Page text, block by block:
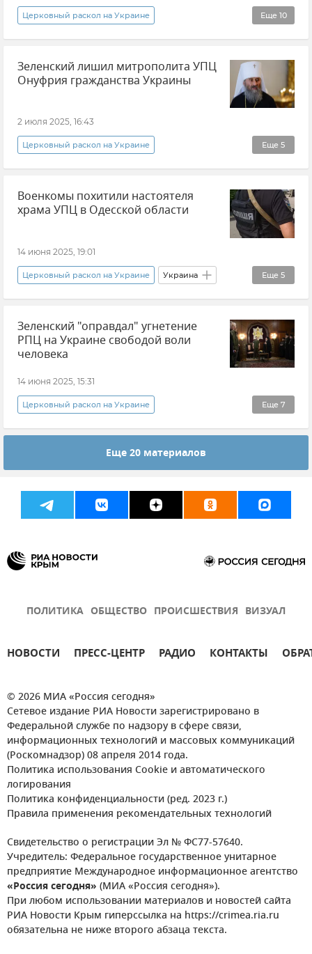
Новости Еще 10
Церковный раскол на Украине
Родион Мирошник
Захват храмов УПЦ на Украине
Украинская православная церковь (УПЦ)
Новые регионы России Происшествия
Зеленский лишил митрополита УПЦ
Онуфрия гражданства Украины
2 июля 2025, 16:43
Еще 5
Церковный раскол на Украине
Владимир Зеленский Гражданство
Украина
Военкомы похитили настоятеля
храма УПЦ в Одесской области
14 июня 2025, 19:01
Еще 5
Церковный раскол на Украине Украина
ТЦК на Украине (территориальный центр комплектования)
Украинская православная церковь (УПЦ)
В мире
Зеленский "оправдал" угнетение
РПЦ на Украине свободой воли
человека
14 июня 2025, 15:31
Еще 7
Церковный раскол на Украине
Захват храмов УПЦ на Украине
Украинская православная церковь (УПЦ)
Новости Религия Православие
Еще 20 материалов
ПОЛИТИКА ОБЩЕСТВО ПРОИСШЕСТВИЯ ВИЗУАЛ
НОВОСТИ ПРЕСС-ЦЕНТР РАДИО КОНТАКТЫ
© 2026 МИА «Россия сегодня»
Сетевое издание РИА Новости зарегистрировано в
Федеральной службе по надзору в сфере связи,
информационных технологий и массовых коммуникаций
(Роскомнадзор) 08 апреля 2014 года.
Политика использования Cookie и автоматического
логирования
Политика конфиденциальности (ред. 2023 г.)
Правила применения рекомендательных технологий
Свидетельство о регистрации Эл № ФС77-57640.
Учредитель: Федеральное государственное унитарное
предприятие Международное информационное агентство
«Россия сегодня» (МИА «Россия сегодня»).
При любом использовании материалов и новостей сайта
РИА Новости Крым гиперссылка на https://crimea.ria.ru
обязательна не ниже второго абзаца текста.